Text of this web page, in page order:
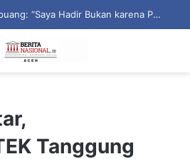
Ajbar di Pulau Karampuang: “Saya Hadir Bukan karena Pemilu, tapi karena Tanggung Jawab Moral”
Tanggung